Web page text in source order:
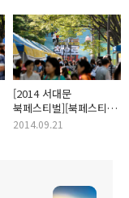
[2014 서대문
북페스티벌][북페스티벌]
5가지 테마가 있는
2014.09.21